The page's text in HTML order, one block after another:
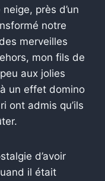
près d’un
notre
merveilles
mon fils de
aux jolies
un effet domino
ont admis qu’ils
d’avoir
il était